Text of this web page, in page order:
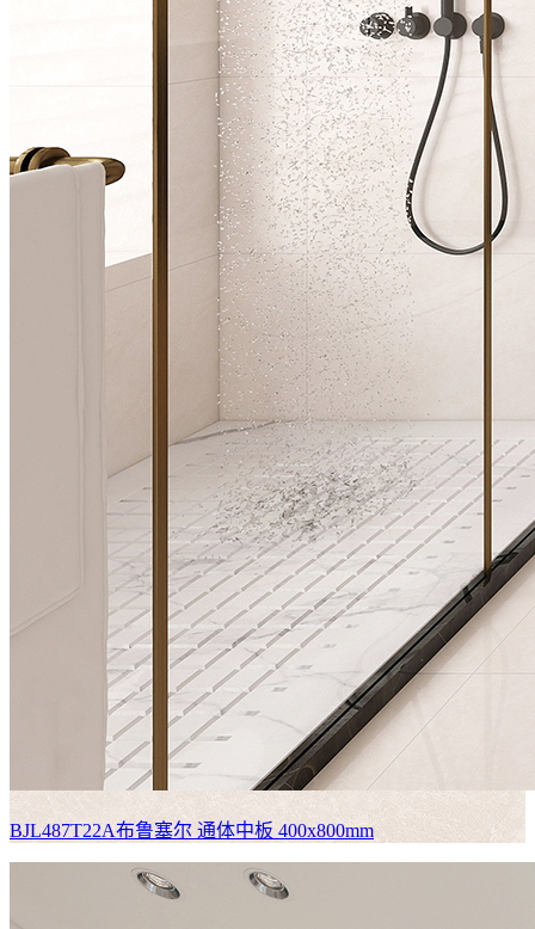
BJL487T22A布鲁塞尔 通体中板 400x800mm